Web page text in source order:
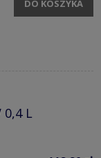
DO KOSZYKA
0,4 L